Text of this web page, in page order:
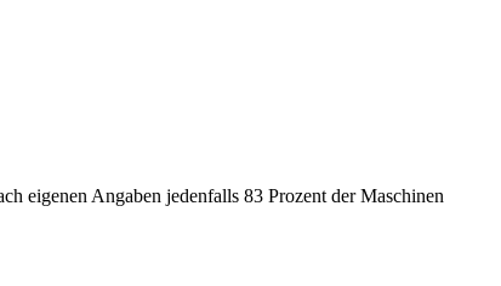
eigenen Angaben jedenfalls 83 Prozent der Maschinen